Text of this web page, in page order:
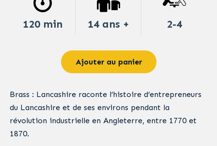
120 min 14 ans + 2-4
Ajouter au panier
Brass : Lancashire raconte l’histoire d’entrepreneurs
du Lancashire et de ses environs pendant la
révolution industrielle en Angleterre, entre 1770 et
1870.